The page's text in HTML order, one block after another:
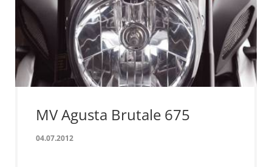
MV Agusta Brutale 675
04.07.2012